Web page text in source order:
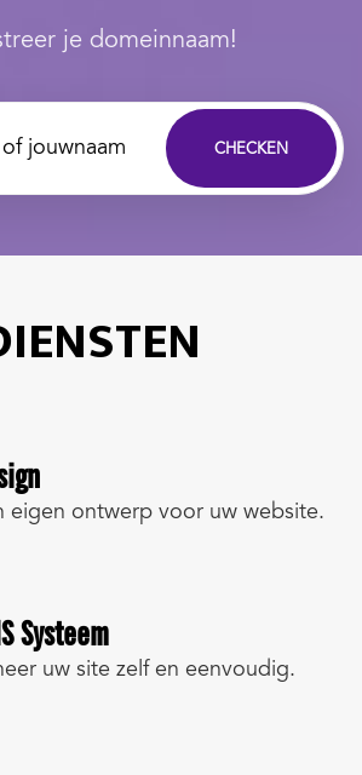
je domeinnaam!
CHECKEN
eigen ontwerp voor uw website.
Systeem
uw site zelf en eenvoudig.